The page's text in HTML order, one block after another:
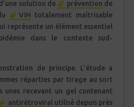
solution de
prévention de
VIH totalement maîtrisable
représente un élément essentiel
dans le contexte sud-
de principe. L’étude a
réparties par tirage au sort
unes recevant un gel contenant
antirétroviral utilisé depuis près